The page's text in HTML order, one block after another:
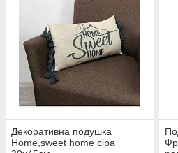
Декоративна подушка
Home,sweet home сіра